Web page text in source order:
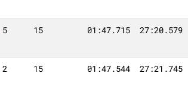
5 15 01:47.715 27:20.579
2 15 01:47.544 27:21.745